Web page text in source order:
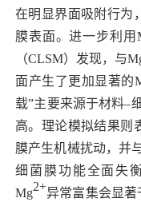
在明显界面吸附行为
膜表面。进一步利用
（CLSM）发现，与
面产生了更加显著的
载”主要来源于材料–
高。理论模拟结果则
膜产生机械扰动，并
细菌膜功能全面失
Mg2+异常富集会显著